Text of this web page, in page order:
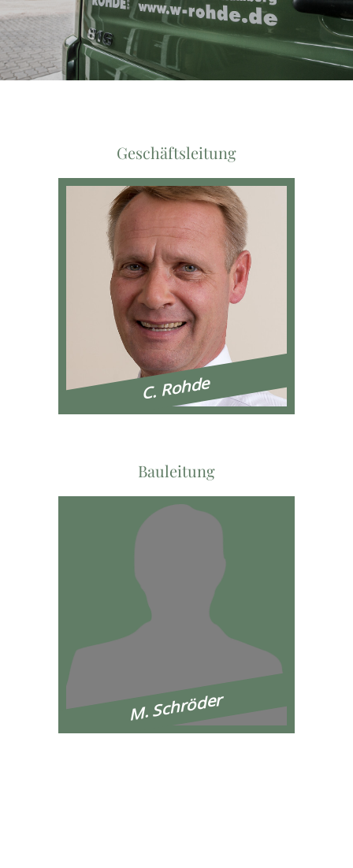
Geschäftsleitung
C. Rohde
Bauleitung
M. Schröder